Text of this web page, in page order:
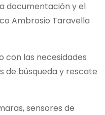
documentación y el
Ambrosio Taravella
con las necesidades
de búsqueda y rescate
sensores de